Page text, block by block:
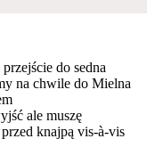
do sedna
na chwile do Mielna
ale muszę
knajpą vis-à-vis